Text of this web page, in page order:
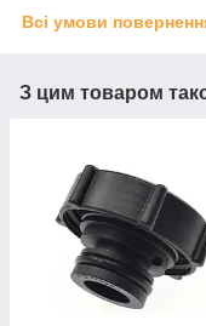
Всі умови
З цим товаром